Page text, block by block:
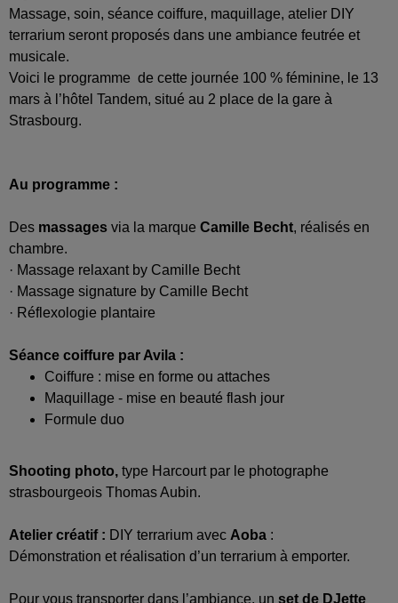
Massage, soin, séance coiffure, maquillage, atelier DIY
terrarium seront proposés dans une ambiance feutrée et
musicale.
Voici le programme de cette journée 100 % féminine, le 13
mars à l’hôtel Tandem, situé au 2 place de la gare à
Strasbourg.
Au programme :
Des massages via la marque Camille Becht, réalisés en
chambre.
· Massage relaxant by Camille Becht
· Massage signature by Camille Becht
· Réflexologie plantaire
Séance coiffure par Avila :
Coiffure : mise en forme ou attaches
Maquillage - mise en beauté flash jour
Formule duo
Shooting photo, type Harcourt par le photographe
strasbourgeois Thomas Aubin.
Atelier créatif : DIY terrarium avec Aoba :
Démonstration et réalisation d’un terrarium à emporter.
Pour vous transporter dans l’ambiance, un set de DJette